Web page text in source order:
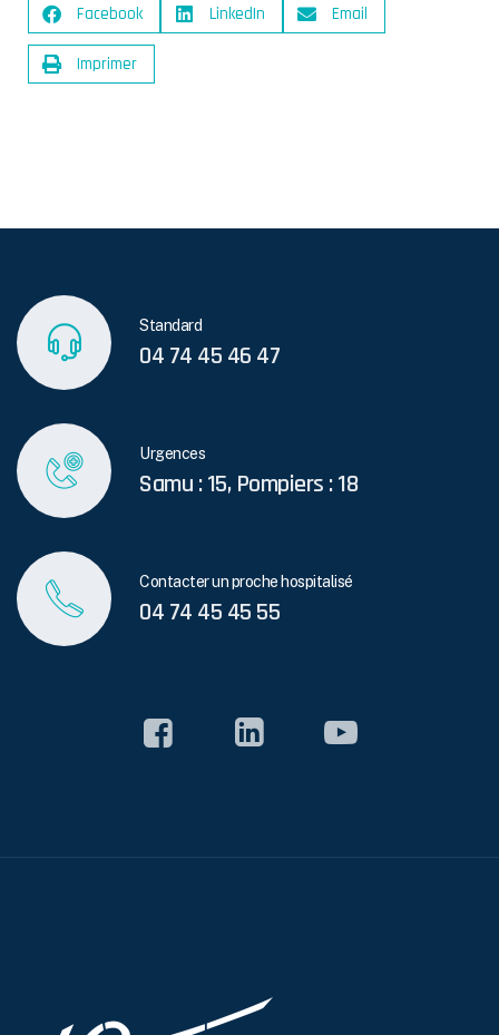
Facebook LinkedIn Email
Imprimer
Standard
04 74 45 46 47
Urgences
Samu : 15, Pompiers : 18
Contacter un proche hospitalisé
04 74 45 45 55